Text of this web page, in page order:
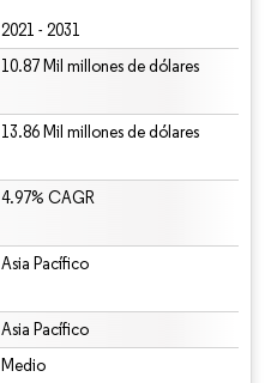
2021 - 2031
10.87 Mil millones de dólares
13.86 Mil millones de dólares
4.97% CAGR
Asia Pacífico
Asia Pacífico
Medio